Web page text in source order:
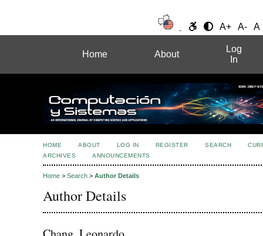
A+ A- A
Home About
Log
In
HOME ABOUT LOG IN REGISTER SEARCH
ARCHIVES
ANNOUNCEMENTS
Home > Search > Author Details
Author Details